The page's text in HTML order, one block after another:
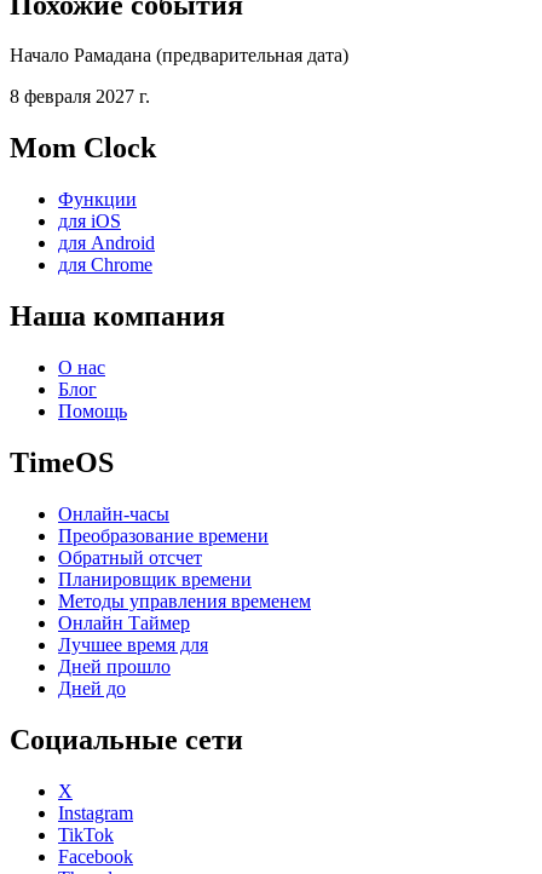
Начало Рамадана (предварительная дата)
8 февраля 2027 г.
Mom Clock
Функции
для iOS
для Android
для Chrome
Наша компания
О нас
Блог
Помощь
TimeOS
Онлайн-часы
Преобразование времени
Обратный отсчет
Планировщик времени
Методы управления временем
Онлайн Таймер
Лучшее время для
Дней прошло
Дней до
Социальные сети
X
Instagram
TikTok
Facebook